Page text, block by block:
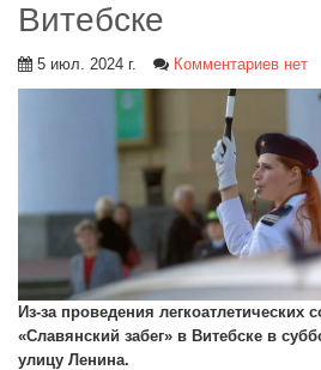
Витебске
5 июл. 2024 г. Комментариев нет
Из-за проведения легкоатлетических
«Славянский забег» в Витебске в
улицу Ленина.